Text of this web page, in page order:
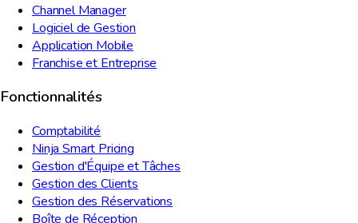
Channel Manager
Logiciel de Gestion
Application Mobile
Franchise et Entreprise
Fonctionnalités
Comptabilité
Ninja Smart Pricing
Gestion d'Équipe et Tâches
Gestion des Clients
Gestion des Réservations
Boîte de Réception